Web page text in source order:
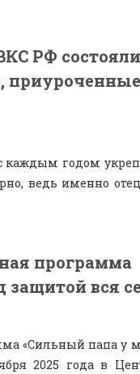
РФ
каждым годом
ведь именно
программа
вся
«Сильный папа у
2025 года в